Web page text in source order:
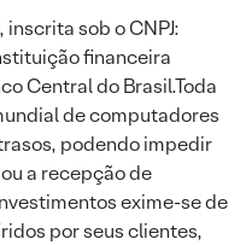
sob o CNPJ:
financeira
Central do Brasil.Toda
de computadores
podendo impedir
a recepção de
exime-se de
por seus clientes,